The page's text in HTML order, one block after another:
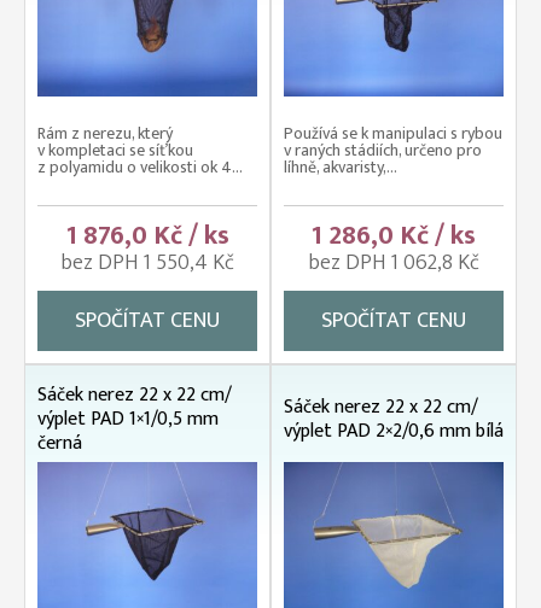
Rám z nerezu, který
v kompletaci se síťkou
z polyamidu o velikosti ok 4...
1 876,0 Kč / ks
bez DPH 1 550,4 Kč
SPOČÍTAT CENU
Používá se k manipulaci s rybou
v raných stádiích, určeno pro
líhně, akvaristy,...
1 286,0 Kč / ks
bez DPH 1 062,8 Kč
SPOČÍTAT CENU
Sáček nerez 22 x 22 cm/
výplet PAD 1×1/0,5 mm
černá
Sáček nerez 22 x 22 cm/
výplet PAD 2×2/0,6 mm bílá